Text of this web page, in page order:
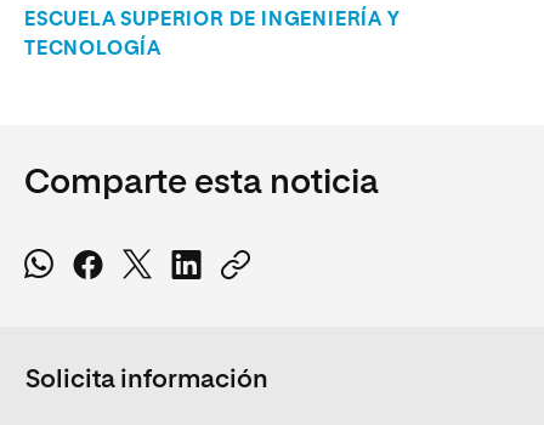
ESCUELA SUPERIOR DE INGENIERÍA Y
TECNOLOGÍA
Comparte esta noticia
Solicita información